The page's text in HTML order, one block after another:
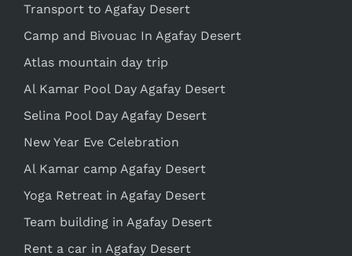
Transport to Agafay Desert
Camp and Bivouac In Agafay Desert
Atlas mountain day trip
Al Kamar Pool Day Agafay Desert
Selina Pool Day Agafay Desert
New Year Eve Celebration
Al Kamar camp Agafay Desert
Yoga Retreat in Agafay Desert
Team building in Agafay Desert
Rent a car in Agafay Desert